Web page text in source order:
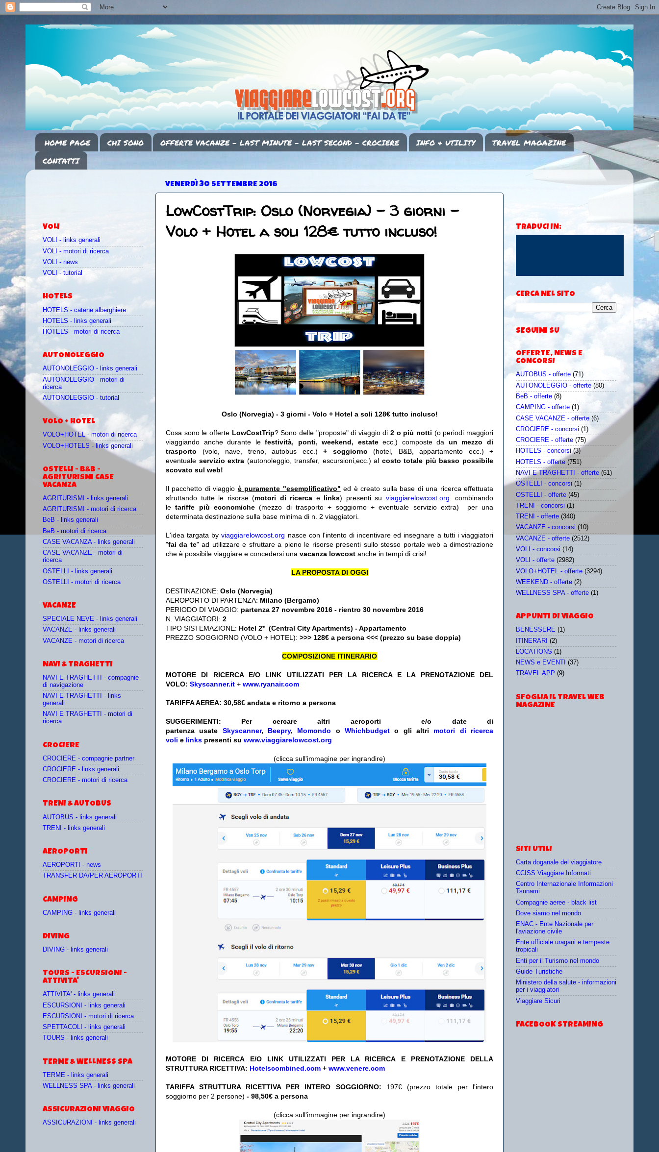
HOME PAGE CHI SONO OFFERTE VACANZE - LAST MINUTE - LAST SECOND - CROCIERE INFO & UTILITY
TRAVEL MAGAZINE
CONTATTI
VENERDÌ 30 SETTEMBRE 2016
LowCostTrip: Oslo (Norvegia) - 3 giorni -
Volo + Hotel a soli 128€ tutto incluso!
Oslo (Norvegia) - 3 giorni - Volo + Hotel a soli 128€ tutto incluso!
Cosa sono le offerte LowCostTrip? Sono delle "proposte" di viaggio di2 o più notti (o periodi maggiori
viaggiando anche durante lefestività, ponti, weekend, estateecc.) composte da un mezzo di
trasporto (volo, nave, treno, autobus ecc.) + soggiorno (hotel, B&B, appartamento ecc.) +
eventuale servizio extra (autonoleggio, transfer, escursioni,ecc.) al costo totale più basso possibile
scovato sul web!
Il pacchetto di viaggio è puramente "esemplificativo" ed è creato sulla base di una ricerca effettuata
sfruttando tutte le risorse (motori di ricerca e links) presenti su viaggiarelowcost.org . combinando
le tariffe più economiche(mezzo di trasporto + soggiorno + eventuale servizio extra)
per una
determinata destinazione sulla base minima di n. 2 viaggiatori.
L'idea targata byviaggiarelowcost.org nasce con l'intento di incentivare ed insegnare a tutti i viaggiatori
"fai da te" ad utilizzare e sfruttare a pieno le risorse presenti sullo stesso portale web a dimostrazione
che è possibile viaggiare e concedersi una vacanza lowcost anche in tempi di crisi!
LA PROPOSTA DI OGGI
DESTINAZIONE: Oslo (Norvegia)
AEROPORTO DI PARTENZA: Milano (Bergamo)
PERIODO DI VIAGGIO: partenza 27 novembre 2016 - rientro 30 novembre 2016
N. VIAGGIATORI: 2
TIPO SISTEMAZIONE: Hotel 2* (Central City Apartments) - Appartamento
PREZZO SOGGIORNO (VOLO + HOTEL): >>> 128€ a persona <<< (prezzo su base doppia)
COMPOSIZIONE ITINERARIO
MOTORE DI RICERCA E/O LINK UTILIZZATI PER LA RICERCA E LA PRENOTAZIONE DEL
VOLO: Skyscanner.it + www.ryanair.com
TARIFFA AEREA: 30,58€ andata e ritorno a persona
SUGGERIMENTI: Per cercare altri aeroporti e/o date di
partenza usate Skyscanner, Beepry, Momondo oWhichbudget o gli altri motori di ricerca
voli e links presenti su www.viaggiarelowcost.org
(clicca sull'immagine per ingrandire)
MOTORE DI RICERCA E/O LINK UTILIZZATI PER LA RICERCA E PRENOTAZIONE DELLA
STRUTTURA RICETTIVA: Hotelscombined.com + www.venere.com
TARIFFA STRUTTURA RICETTIVA PER INTERO SOGGIORNO: 197€ (prezzo totale per l'intero
soggiorno per 2 persone) - 98,50€ a persona
(clicca sull'immagine per ingrandire)
VOLI
VOLI - links generali
VOLI - motori di ricerca
VOLI - news
VOLI - tutorial
HOTELS
HOTELS - catene alberghiere
HOTELS - links generali
HOTELS - motori di ricerca
AUTONOLEGGIO
AUTONOLEGGIO - links generali
AUTONOLEGGIO - motori di
ricerca
AUTONOLEGGIO - tutorial
VOLO + HOTEL
VOLO+HOTEL - motori di ricerca
VOLO+HOTELS - links generali
OSTELLI - B&B -
AGRITURISMI CASE
VACANZA
AGRITURISMI - links generali
AGRITURISMI - motori di ricerca
BeB - links generali
BeB - motori di ricerca
CASE VACANZA - links generali
CASE VACANZE - motori di
ricerca
OSTELLI - links generali
OSTELLI - motori di ricerca
VACANZE
SPECIALE NEVE - links generali
VACANZE - links generali
VACANZE - motori di ricerca
NAVI & TRAGHETTI
NAVI E TRAGHETTI - compagnie
di navigazione
NAVI E TRAGHETTI - links
generali
NAVI E TRAGHETTI - motori di
ricerca
CROCIERE
CROCIERE - compagnie partner
CROCIERE - links generali
CROCIERE - motori di ricerca
TRENI & AUTOBUS
AUTOBUS - links generali
TRENI - links generali
AEROPORTI
AEROPORTI - news
TRANSFER DA/PER AEROPORTI
CAMPING
CAMPING - links generali
DIVING
DIVING - links generali
TOURS - ESCURSIONI -
ATTIVITA'
ATTIVITA' - links generali
ESCURSIONI - links generali
ESCURSIONI - motori di ricerca
SPETTACOLI - links generali
TOURS - links generali
TERME & WELLNESS SPA
TERME - links generali
WELLNESS SPA - links generali
ASSICURAZIONI VIAGGIO
ASSICURAZIONI - links generali
TRADUCI IN:
CERCA NEL SITO
SEGUIMI SU
OFFERTE, NEWS E
CONCORSI
AUTOBUS - offerte (71)
AUTONOLEGGIO - offerte (80)
BeB - offerte (8)
CAMPING - offerte (1)
CASE VACANZE - offerte (6)
CROCIERE - concorsi (1)
CROCIERE - offerte (75)
HOTELS - concorsi (3)
HOTELS - offerte (751)
NAVI E TRAGHETTI - offerte (61)
OSTELLI - concorsi (1)
OSTELLI - offerte (45)
TRENI - concorsi (1)
TRENI - offerte (340)
VACANZE - concorsi (10)
VACANZE - offerte (2512)
VOLI - concorsi (14)
VOLI - offerte (2982)
VOLO+HOTEL - offerte (3294)
WEEKEND - offerte (2)
WELLNESS SPA - offerte (1)
APPUNTI DI VIAGGIO
BENESSERE (1)
ITINERARI (2)
LOCATIONS (1)
NEWS e EVENTI
(37)
TRAVEL APP (9)
SFOGLIA IL TRAVEL WEB
MAGAZINE
SITI UTILI
Carta doganale del viaggiatore
CCISS Viaggiare Informati
Centro Internazionale Informazioni
Tsunami
Compagnie aeree - black list
Dove siamo nel mondo
ENAC - Ente Nazionale per
l'aviazione civile
Ente ufficiale uragani e tempeste
tropicali
Enti per il Turismo nel mondo
Guide Turistiche
Ministero della salute - informazioni
per i viaggiatori
Viaggiare Sicuri
FACEBOOK STREAMING